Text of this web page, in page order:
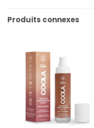
Produits connexes